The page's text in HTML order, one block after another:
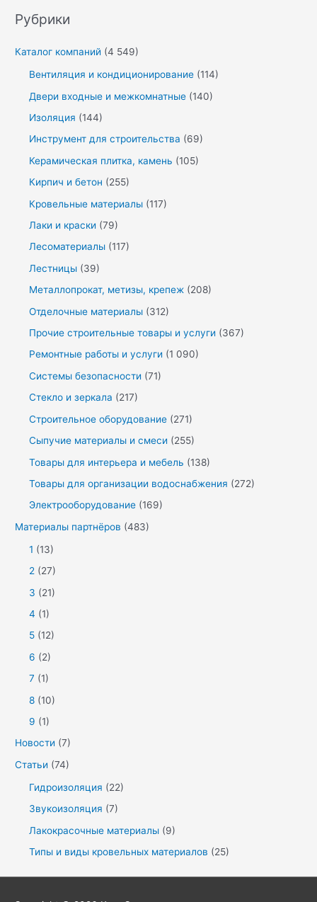
Рубрики
Каталог компаний (4 549)
Вентиляция и кондиционирование (114)
Двери входные и межкомнатные (140)
Изоляция (144)
Инструмент для строительства (69)
Керамическая плитка, камень (105)
Кирпич и бетон (255)
Кровельные материалы (117)
Лаки и краски (79)
Лесоматериалы (117)
Лестницы (39)
Металлопрокат, метизы, крепеж (208)
Отделочные материалы (312)
Прочие строительные товары и услуги (367)
Ремонтные работы и услуги (1 090)
Системы безопасности (71)
Стекло и зеркала (217)
Строительное оборудование (271)
Сыпучие материалы и смеси (255)
Товары для интерьера и мебель (138)
Товары для организации водоснабжения (272)
Электрооборудование (169)
Материалы партнёров (483)
1 (13)
2 (27)
3 (21)
4 (1)
5 (12)
6 (2)
7 (1)
8 (10)
9 (1)
Новости (7)
Статьи (74)
Гидроизоляция (22)
Звукоизоляция (7)
Лакокрасочные материалы (9)
Типы и виды кровельных материалов (25)